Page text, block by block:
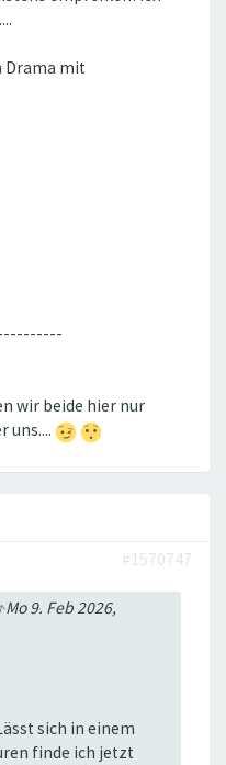
Drama mit
wir beide hier nur
uns....
#1570747
Mo 9. Feb 2026,
sich in einem
finde ich jetzt